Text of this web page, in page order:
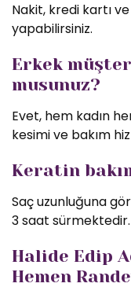
Nakit, kredi kartı
yapabilirsiniz.
Erkek
musunuz?
Evet, hem kadın
kesimi ve bakım
Keratin
Saç uzunluğuna
3 saat sürmektedir.
Halide Edip
Hemen